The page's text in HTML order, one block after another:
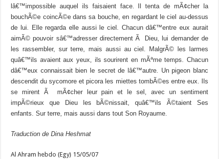
lâ€™impossible auquel ils faisaient face. Il tenta de mÃ¢cher la
bouchÃ©e coincÃ©e dans sa bouche, en regardant le ciel au-dessus
de lui. Elle regarda elle aussi le ciel. Chacun dâ€™entre eux aurait
aimÃ© pouvoir sâ€™adresser directement Ã Dieu, lui demander de
les rassembler, sur terre, mais aussi au ciel. MalgrÃ© les larmes
quâ€™ils avaient aux yeux, ils sourirent en mÃªme temps. Chacun
dâ€™eux connaissait bien le secret de lâ€™autre. Un pigeon blanc
descendit du sycomore et picora les miettes tombÃ©es entre eux. Ils
se mirent Ã mÃ¢cher leur pain et le sel, avec un sentiment
impÃ©rieux que Dieu les bÃ©nissait, quâ€™ils Ã©taient Ses
enfants. Sur terre, mais aussi dans tout Son Royaume.
Traduction de Dina Heshmat
Al Ahram hebdo (Egy) 15/05/07